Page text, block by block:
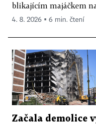
blikajícím majáčkem
4. 8. 2026 ▪ 6 min. čtení
Začala demolice